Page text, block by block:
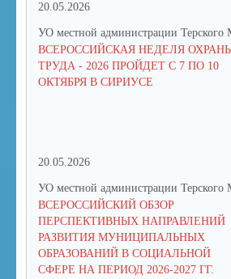
20.05.2026
УО местной администрации Терского
ВСЕРОССИЙСКАЯ НЕДЕЛЯ
ТРУДА - 2026 ПРОЙДЕТ С 7 ПО 10
ОКТЯБРЯ В СИРИУСЕ
20.05.2026
УО местной администрации Терского
ВСЕРОССИЙСКИЙ ОБЗОР
ПЕРСПЕКТИВНЫХ НАПРАВЛЕНИЙ
РАЗВИТИЯ МУНИЦИПАЛЬНЫХ
ОБРАЗОВАНИЙ В СОЦИАЛЬНОЙ
СФЕРЕ НА ПЕРИОД 2026-2027 ГГ.